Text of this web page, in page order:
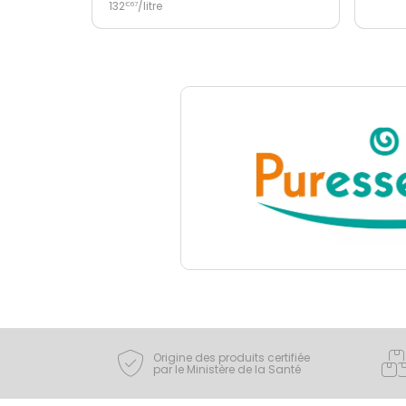
Origine des produits certifiée
par le Ministère de la Santé